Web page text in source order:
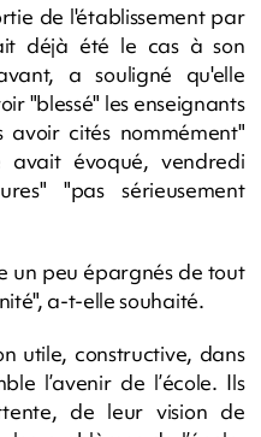
de l'établissement par
déjà été le cas à son
a souligné qu'elle
"blessé" les enseignants
cités nommément"
avait évoqué, vendredi
"pas sérieusement
un peu épargnés de tout
a-t-elle souhaité.
utile, constructive, dans
l’avenir de l’école. Ils
de leur vision de